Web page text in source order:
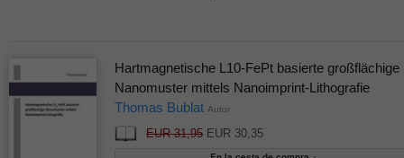
Hartmagnetische L10-FePt basierte großflächige
Nanomuster mittels Nanoimprint-Lithografie
Thomas Bublat Autor
EUR 31,95EUR 30,35